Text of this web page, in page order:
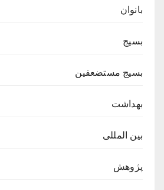
بانوان
بسیج
بسیج مستضعفین
بهداشت
بین المللی
پژوهش